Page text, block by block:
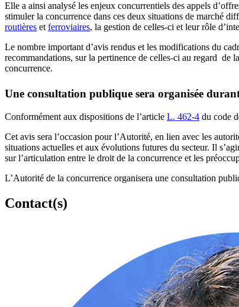
Elle a ainsi analysé les enjeux concurrentiels des appels
stimuler la concurrence dans ces deux situations de marché
routières et ferroviaires, la gestion de celles-ci et leur rôle
Le nombre important d’avis rendus et les modifications du
recommandations, sur la pertinence de celles-ci au regard de
concurrence.
Une consultation publique sera organisée
Conformément aux dispositions de l’article L. 462-4 du code
Cet avis sera l’occasion pour l’Autorité, en lien avec les
situations actuelles et aux évolutions futures du secteur. Il
sur l’articulation entre le droit de la concurrence et les
L’Autorité de la concurrence organisera une consultation
Contact(s)